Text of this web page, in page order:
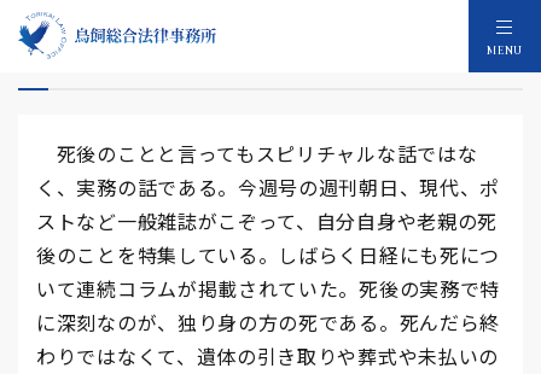
MENU
死後のこと
死後のことと言ってもスピリチャルな話ではな
く、実務の話である。今週号の週刊朝日、現代、ポ
ストなど一般雑誌がこぞって、自分自身や老親の死
後のことを特集している。しばらく日経にも死につ
いて連続コラムが掲載されていた。死後の実務で特
に深刻なのが、独り身の方の死である。死んだら終
わりではなくて、遺体の引き取りや葬式や未払いの